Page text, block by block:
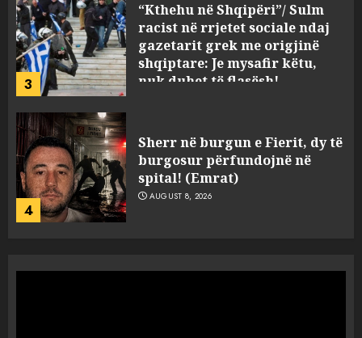
3
“Kthehu në Shqipëri”/ Sulm
racist në rrjetet sociale ndaj
gazetarit grek me origjinë
shqiptare: Je mysafir këtu,
nuk duhet të flasësh!
4
Sherr në burgun e Fierit, dy të
burgosur përfundojnë në
spital! (Emrat)
AUGUST 8, 2026